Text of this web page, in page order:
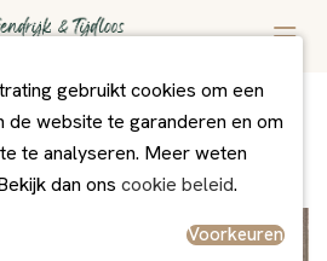
Excluton bestrating
cm
gebruikt cookies om een
de website te garanderen en om
te analyseren. Meer weten
dan ons cookie beleid.
Voorkeuren